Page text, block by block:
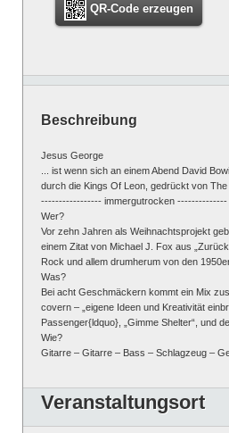
QR-Code erzeugen
Beschreibung
Jesus George
... ist wenn sich an einem Abend David
durch die Kings Of Leon, gedrückt von
----------------- immergutrocken --------------
Wer?
Vor zehn Jahren als Weihnachtsprojekt
einem Zitat von Michael J. Fox aus
Rock und allem drumherum von den
Was?
Bei acht Geschmäckern kommt ein Mix
covern – „eigene Ideen und Kreativität
Passenger{ldquo}, „Gimme Shelter“, und
Wie?
Gitarre – Gitarre – Bass – Schlagzeug –
Veranstaltungsort